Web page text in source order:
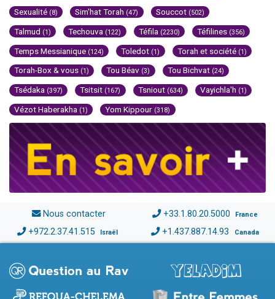
Sexualité (8) Sim'hat Torah (47) Souccot (502)
Talmud (1) Techouva (122) Téfila (2230) Téfilines (356)
Temps Messianique (124) Toledot (1) Torah et société (1)
Torah-Box & vous (1) Tou Béav (3) Tou Bichvat (24)
Tsédaka (397) Tsitsit (167) Tsniout (634) Vayichla'h (1)
Vézot Haberakha (1) Yom Kippour (318)
Nous contacter +33.1.80.20.5000 France
+972.2.37.41.515 Israël +1.437.887.14.93 Canada